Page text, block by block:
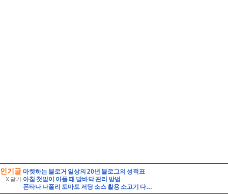
인기글
X 닫기
마켓하는 블로거 일상의 20년 블로그의 성적표
아침 첫발이 아플 때 발바닥 관리 방법
폰타나 나폴리 토마토 저당 소스 활용 소고기 다짐육 파스타 레시피 유기농 통밀면 삶는 시간 꿀팁